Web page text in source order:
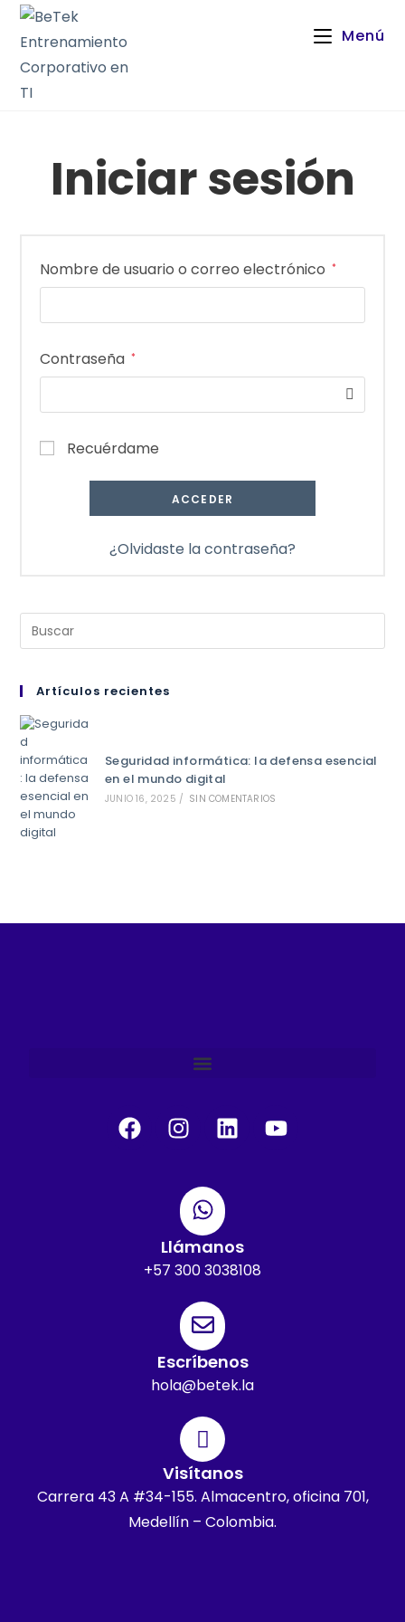
Menú
Iniciar sesión
Nombre de usuario o correo electrónico *
Contraseña *
Recuérdame
ACCEDER
¿Olvidaste la contraseña?
Artículos recientes
Seguridad informática: la defensa esencial
en el mundo digital
JUNIO 16, 2025 / SIN COMENTARIOS
Llámanos
+57 300 3038108
Escríbenos
hola@betek.la
Visítanos
Carrera 43 A #34-155. Almacentro, oficina 701,
Medellín – Colombia.